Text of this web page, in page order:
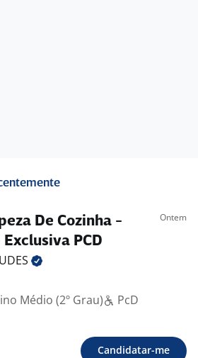
De Cozinha -
PCD
Ontem
Médio (2º Grau)
PcD
Candidatar-me